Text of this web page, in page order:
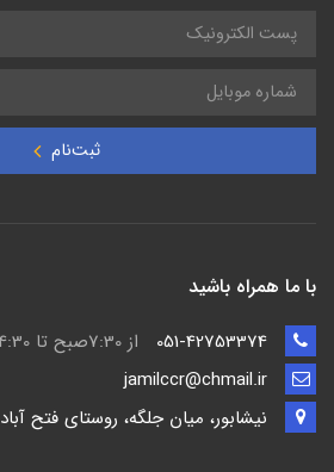
ثبت‌نام
با ما همراه باشید
از 7:30صبح تا 14:30
نیشابور، میان جلگه، روستای فتح آباد